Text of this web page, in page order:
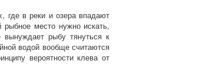
где в реки и озера впадают
место нужно искать,
вынуждает рыбу тянуться к
водой вообще считаются
вероятности клева от